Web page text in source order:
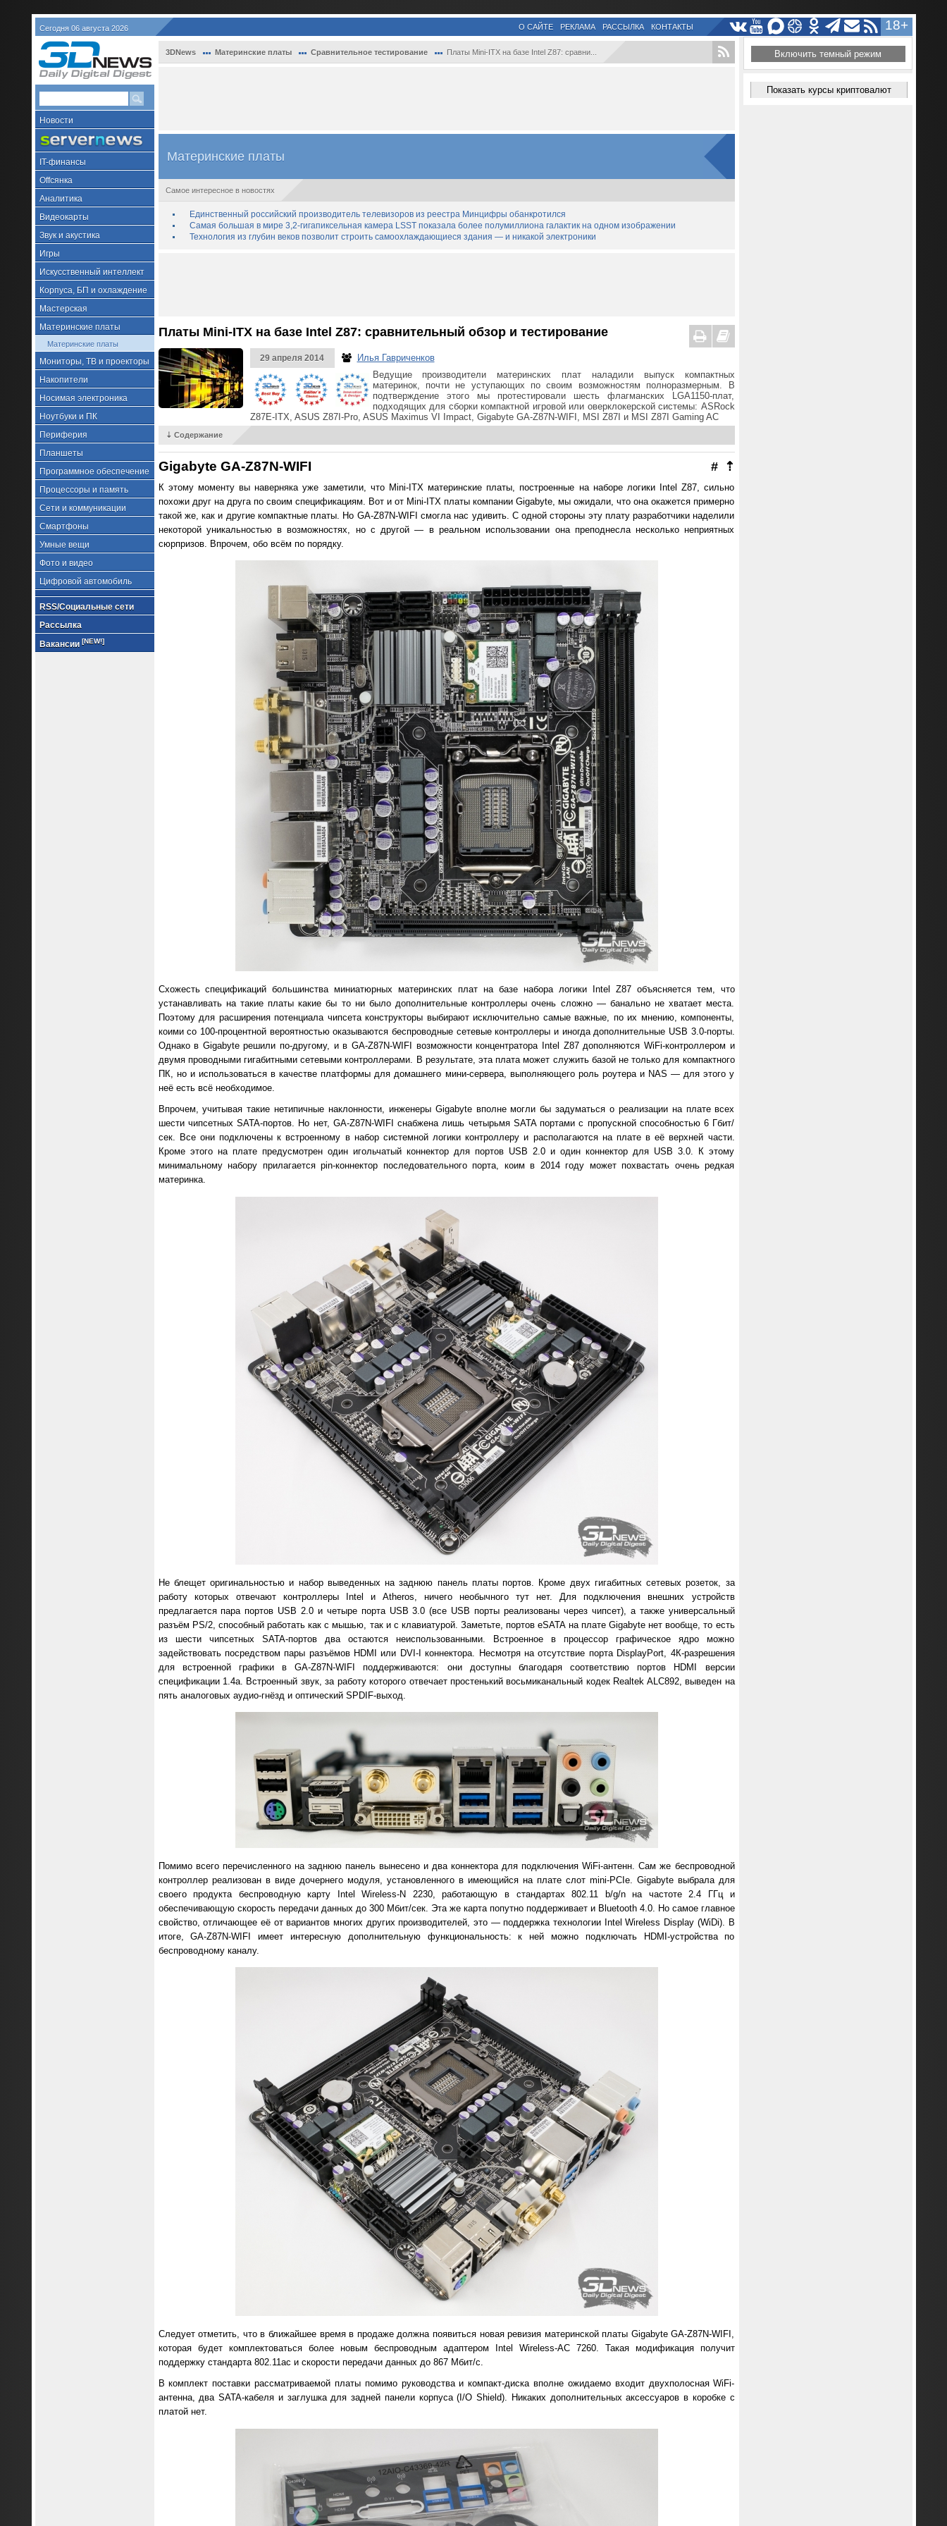
Сегодня 06 августа 2026 18+
О САЙТЕ РЕКЛАМА РАССЫЛКА КОНТАКТЫ
Новости
IT-финансы
Offсянка
Аналитика
Видеокарты
Звук и акустика
Игры
Искусственный интеллект
Корпуса, БП и охлаждение
Мастерская
Материнские платы
Материнские платы
Мониторы, ТВ и проекторы
Накопители
Носимая электроника
Ноутбуки и ПК
Периферия
Планшеты
Программное обеспечение
Процессоры и память
Сети и коммуникации
Смартфоны
Умные вещи
Фото и видео
Цифровой автомобиль
RSS/Социальные сети
Рассылка
Вакансии [NEW!]
3DNews Материнские платы Сравнительное тестирование Платы Mini-ITX на базе Intel Z87: сравни...
Материнские платы
Самое интересное в новостях
Единственный российский производитель телевизоров из реестра Минцифры обанкротился
Самая большая в мире 3,2-гигапиксельная камера LSST показала более полумиллиона галактик на одном изображении
Технология из глубин веков позволит строить самоохлаждающиеся здания — и никакой электроники
Платы Mini-ITX на базе Intel Z87: сравнительный обзор и тестирование
29 апреля 2014
Илья Гавриченков
Ведущие производители материнских плат наладили выпуск компактных
материнок, почти не уступающих по своим возможностям полноразмерным. В
подтверждение этого мы протестировали шесть флагманских LGA1150-плат,
подходящих для сборки компактной игровой или оверклокерской системы: ASRock
Z87E-ITX, ASUS Z87I-Pro, ASUS Maximus VI Impact, Gigabyte GA-Z87N-WIFI, MSI Z87I и MSI Z87I Gaming AC
⇣ Содержание
⇡
#
Gigabyte GA-Z87N-WIFI
К этому моменту вы наверняка уже заметили, что Mini-ITX материнские платы, построенные на наборе логики Intel Z87, сильно
похожи друг на друга по своим спецификациям. Вот и от Mini-ITX платы компании Gigabyte, мы ожидали, что она окажется примерно
такой же, как и другие компактные платы. Но GA-Z87N-WIFI смогла нас удивить. С одной стороны эту плату разработчики наделили
некоторой уникальностью в возможностях, но с другой — в реальном использовании она преподнесла несколько неприятных
сюрпризов. Впрочем, обо всём по порядку.
Схожесть спецификаций большинства миниатюрных материнских плат на базе набора логики Intel Z87 объясняется тем, что
устанавливать на такие платы какие бы то ни было дополнительные контроллеры очень сложно — банально не хватает места.
Поэтому для расширения потенциала чипсета конструкторы выбирают исключительно самые важные, по их мнению, компоненты,
коими со 100-процентной вероятностью оказываются беспроводные сетевые контроллеры и иногда дополнительные USB 3.0-порты.
Однако в Gigabyte решили по-другому, и в GA-Z87N-WIFI возможности концентратора Intel Z87 дополняются WiFi-контроллером и
двумя проводными гигабитными сетевыми контроллерами. В результате, эта плата может служить базой не только для компактного
ПК, но и использоваться в качестве платформы для домашнего мини-сервера, выполняющего роль роутера и NAS — для этого у
неё есть всё необходимое.
Впрочем, учитывая такие нетипичные наклонности, инженеры Gigabyte вполне могли бы задуматься о реализации на плате всех
шести чипсетных SATA-портов. Но нет, GA-Z87N-WIFI снабжена лишь четырьмя SATA портами с пропускной способностью 6 Гбит/
сек. Все они подключены к встроенному в набор системной логики контроллеру и располагаются на плате в её верхней части.
Кроме этого на плате предусмотрен один игольчатый коннектор для портов USB 2.0 и один коннектор для USB 3.0. К этому
минимальному набору прилагается pin-коннектор последовательного порта, коим в 2014 году может похвастать очень редкая
материнка.
Не блещет оригинальностью и набор выведенных на заднюю панель платы портов. Кроме двух гигабитных сетевых розеток, за
работу которых отвечают контроллеры Intel и Atheros, ничего необычного тут нет. Для подключения внешних устройств
предлагается пара портов USB 2.0 и четыре порта USB 3.0 (все USB порты реализованы через чипсет), а также универсальный
разъём PS/2, способный работать как с мышью, так и с клавиатурой. Заметьте, портов eSATA на плате Gigabyte нет вообще, то есть
из шести чипсетных SATA-портов два остаются неиспользованными. Встроенное в процессор графическое ядро можно
задействовать посредством пары разъёмов HDMI или DVI-I коннектора. Несмотря на отсутствие порта DisplayPort, 4К-разрешения
для встроенной графики в GA-Z87N-WIFI поддерживаются: они доступны благодаря соответствию портов HDMI версии
спецификации 1.4a. Встроенный звук, за работу которого отвечает простенький восьмиканальный кодек Realtek ALC892, выведен на
пять аналоговых аудио-гнёзд и оптический SPDIF-выход.
Помимо всего перечисленного на заднюю панель вынесено и два коннектора для подключения WiFi-антенн. Сам же беспроводной
контроллер реализован в виде дочернего модуля, установленного в имеющийся на плате слот mini-PCIe. Gigabyte выбрала для
своего продукта беспроводную карту Intel Wireless-N 2230, работающую в стандартах 802.11 b/g/n на частоте 2.4 ГГц и
обеспечивающую скорость передачи данных до 300 Мбит/сек. Эта же карта попутно поддерживает и Bluetooth 4.0. Но самое главное
свойство, отличающее её от вариантов многих других производителей, это — поддержка технологии Intel Wireless Display (WiDi). В
итоге, GA-Z87N-WIFI имеет интересную дополнительную функциональность: к ней можно подключать HDMI-устройства по
беспроводному каналу.
Следует отметить, что в ближайшее время в продаже должна появиться новая ревизия материнской платы Gigabyte GA-Z87N-WIFI,
которая будет комплектоваться более новым беспроводным адаптером Intel Wireless-AC 7260. Такая модификация получит
поддержку стандарта 802.11ac и скорости передачи данных до 867 Мбит/с.
В комплект поставки рассматриваемой платы помимо руководства и компакт-диска вполне ожидаемо входит двухполосная WiFi-
антенна, два SATA-кабеля и заглушка для задней панели корпуса (I/O Shield). Никаких дополнительных аксессуаров в коробке с
платой нет.
Включить темный режим
Показать курсы криптовалют